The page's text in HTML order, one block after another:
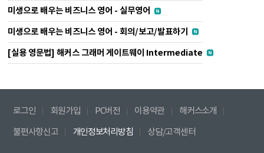
미생으로 배우는 비즈니스 영어 - 실무영어
미생으로 배우는 비즈니스 영어 - 회의/보고/발표하기
[실용 영문법] 해커스 그래머 게이트웨이 Intermediate
로그인 회원가입 PC버전 이용약관 해커스소개
불편사항신고 개인정보처리방침 상담/고객센터